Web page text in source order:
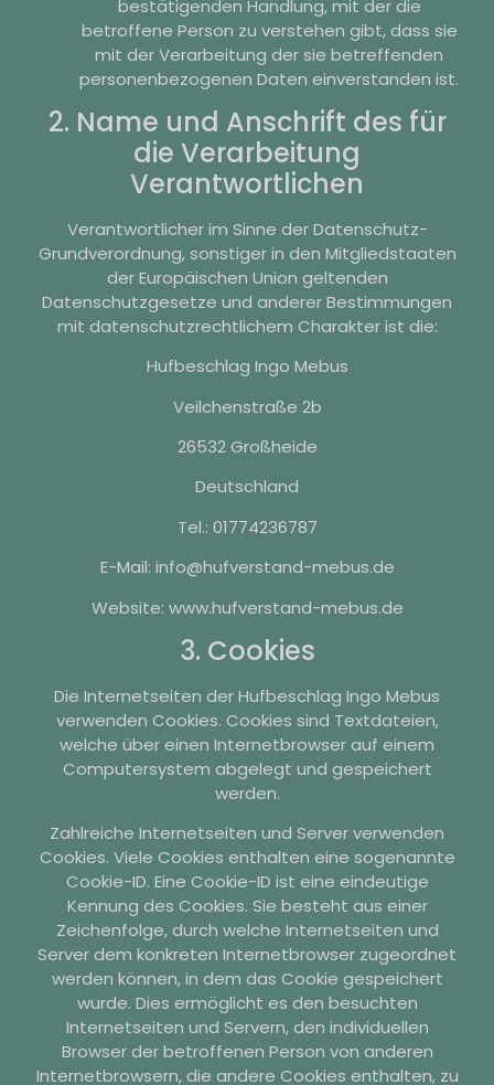
bestätigenden Handlung, mit der die
betroffene Person zu verstehen gibt, dass sie
mit der Verarbeitung der sie betreffenden
personenbezogenen Daten einverstanden ist.
2. Name und Anschrift des für
die Verarbeitung
Verantwortlichen
Verantwortlicher im Sinne der Datenschutz-
Grundverordnung, sonstiger in den Mitgliedstaaten
der Europäischen Union geltenden
Datenschutzgesetze und anderer Bestimmungen
mit datenschutzrechtlichem Charakter ist die:
Hufbeschlag Ingo Mebus
Veilchenstraße 2b
26532 Großheide
Deutschland
Tel.: 01774236787
E-Mail: info@hufverstand-mebus.de
Website: www.hufverstand-mebus.de
3. Cookies
Die Internetseiten der Hufbeschlag Ingo Mebus
verwenden Cookies. Cookies sind Textdateien,
welche über einen Internetbrowser auf einem
Computersystem abgelegt und gespeichert
werden.
Zahlreiche Internetseiten und Server verwenden
Cookies. Viele Cookies enthalten eine sogenannte
Cookie-ID. Eine Cookie-ID ist eine eindeutige
Kennung des Cookies. Sie besteht aus einer
Zeichenfolge, durch welche Internetseiten und
Server dem konkreten Internetbrowser zugeordnet
werden können, in dem das Cookie gespeichert
wurde. Dies ermöglicht es den besuchten
Internetseiten und Servern, den individuellen
Browser der betroffenen Person von anderen
Internetbrowsern, die andere Cookies enthalten, zu